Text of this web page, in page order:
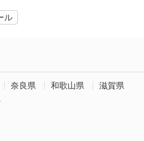
ル
奈良県 和歌山県
滋賀県